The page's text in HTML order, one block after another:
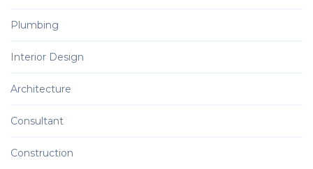
Plumbing
Interior Design
Architecture
Consultant
Construction